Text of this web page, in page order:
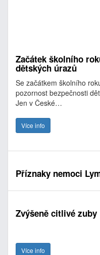
Začátek školního
dětských úrazů
Se začátkem školního
pozornost bezpečnosti
Jen v České…
Více info
Příznaky nemoci
Zvýšeně citlivé zuby
Více info